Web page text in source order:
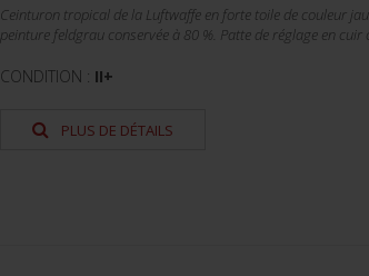
Ceinturon tropical de la Luftwaffe en forte toile de couleur
peinture feldgrau conservée à 80 %. Patte de réglage en cuir
CONDITION : II+
PLUS DE DÉTAILS